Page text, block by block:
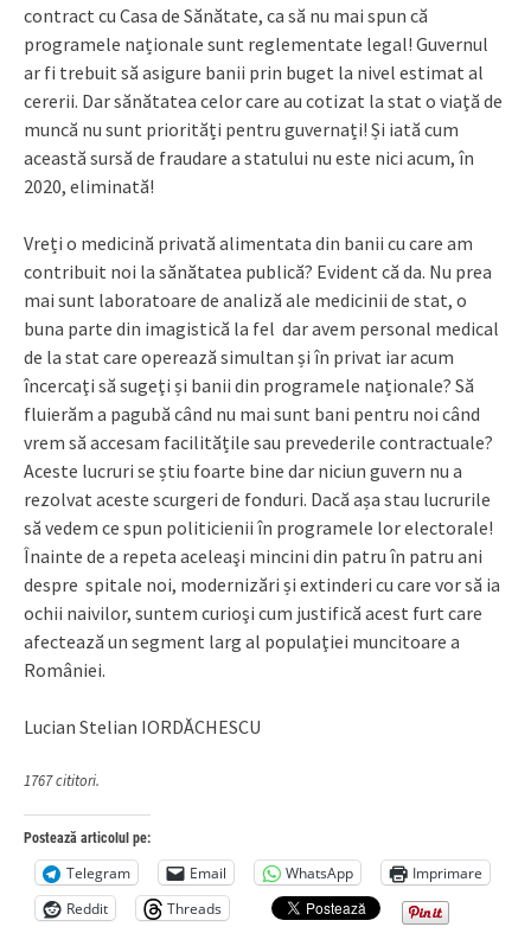
contract cu Casa de Sănătate, ca să nu mai spun că
programele naționale sunt reglementate legal! Guvernul
ar fi trebuit să asigure banii prin buget la nivel estimat al
cererii. Dar sănătatea celor care au cotizat la stat o viaţă de
muncă nu sunt priorități pentru guvernați! Și iată cum
această sursă de fraudare a statului nu este nici acum, în
2020, eliminată!
Vreți o medicină privată alimentata din banii cu care am
contribuit noi la sănătatea publică? Evident că da. Nu prea
mai sunt laboratoare de analiză ale medicinii de stat, o
buna parte din imagistică la fel dar avem personal medical
de la stat care operează simultan și în privat iar acum
încercaţi să sugeţi și banii din programele naționale? Să
fluierăm a pagubă când nu mai sunt bani pentru noi când
vrem să accesam facilitățile sau prevederile contractuale?
Aceste lucruri se știu foarte bine dar niciun guvern nu a
rezolvat aceste scurgeri de fonduri. Dacă așa stau lucrurile
să vedem ce spun politicienii în programele lor electorale!
Înainte de a repeta aceleaşi mincini din patru în patru ani
despre spitale noi, modernizări și extinderi cu care vor să ia
ochii naivilor, suntem curioşi cum justifică acest furt care
afectează un segment larg al populaţiei muncitoare a
României.
Lucian Stelian IORDĂCHESCU
1767 cititori.
Postează articolul pe:
Telegram Email WhatsApp
Imprimare
Reddit
Threads